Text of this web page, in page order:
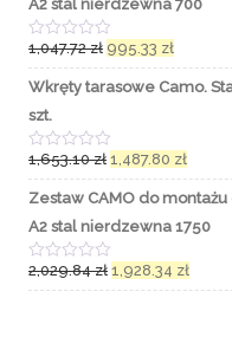
A2 stal nierdzewna 700
O
c
e
n
i
n
o
a
5
1,047.72zł 995.33 zł
Wkręty tarasowe Camo.
szt.
O
c
e
n
i
n
o
1,653.10zł 1,487.80 zł
Zestaw CAMO do
A2 stal nierdzewna 1750
O
c
2,029.84zł 1,928.34 zł